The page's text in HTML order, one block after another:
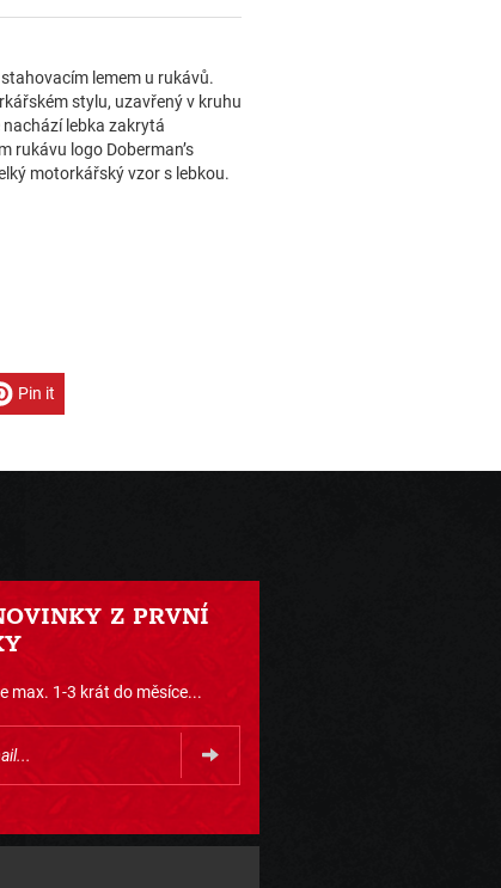
lemem u rukávů.
stylu, uzavřený v kruhu
nachází lebka zakrytá
rukávu logo Doberman’s
motorkářský vzor s lebkou.
Pin it
Z PRVNÍ
max. 1-3 krát do měsíce...